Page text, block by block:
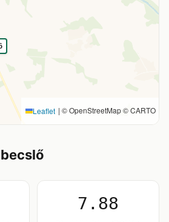
Leaflet | © OpenStreetMap © CARTO
7.88